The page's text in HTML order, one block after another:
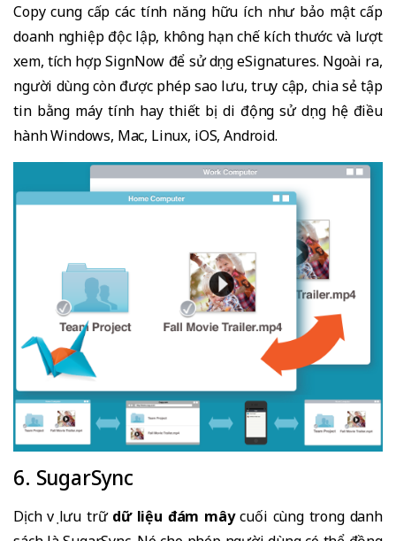
Copy cung cấp các tính năng hữu ích như bảo mật cấp
doanh nghiệp độc lập, không hạn chế kích thước và lượt
xem, tích hợp SignNow để sử dụng eSignatures. Ngoài ra,
người dùng còn được phép sao lưu, truy cập, chia sẻ tập
tin bằng máy tính hay thiết bị di động sử dụng hệ điều
hành Windows, Mac, Linux, iOS, Android.
6. SugarSync
Dịch vụ lưu trữ dữ liệu đám mâycuối cùng trong danh